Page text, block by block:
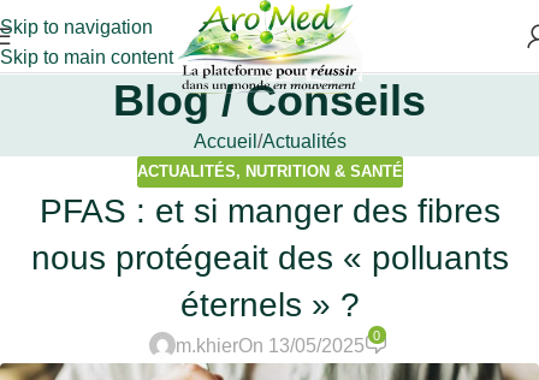
Skip to navigation
Skip to main content
Blog / Conseils
Accueil Actualités
ACTUALITÉS, NUTRITION & SANTÉ
PFAS : et si manger des fibres
nous protégeait des « polluants
éternels » ?
m.khierOn 13/05/2025
0